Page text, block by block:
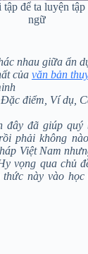
tập để ta luyện
ngữ
nhau giữa ẩn
của văn bản
Đặc điểm, Ví dụ,
đây đã giúp
phải không
Việt Nam
vọng qua chủ
này vào